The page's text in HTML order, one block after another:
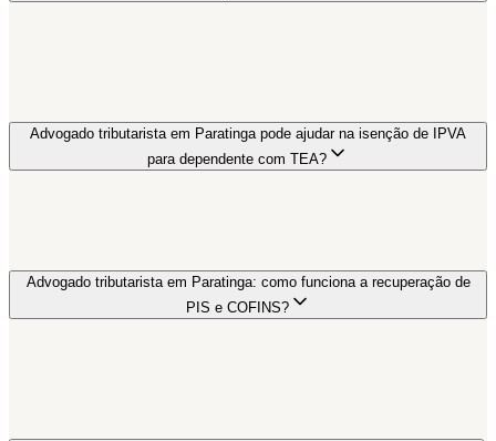
Advogado tributarista em Paratinga pode ajudar na isenção de IPVA
para dependente com TEA?
Advogado tributarista em Paratinga: como funciona a recuperação de
PIS e COFINS?